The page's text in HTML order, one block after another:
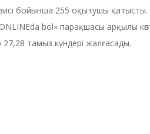
бойынша 255 оқытушы қатысты.
bol» парақшасы арқылы
тамыз күндері жалғасады.